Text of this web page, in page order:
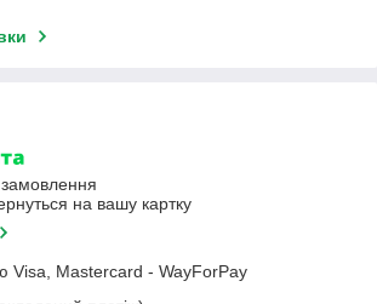
на вашу картку
Visa, Mastercard - WayForPay